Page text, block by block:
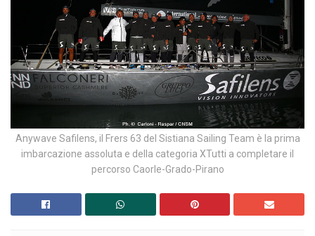
Anywave Safilens, il Frers 63 del Sistiana Sailing Team è la prima
imbarcazione assoluta e della categoria XTutti a completare il
percorso Caorle-Grado-Pirano